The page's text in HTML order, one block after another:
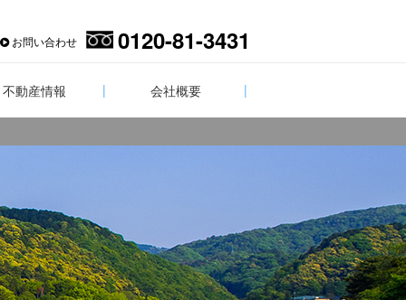
お問い合わせ 0120-81-3431
不動産情報 会社概要